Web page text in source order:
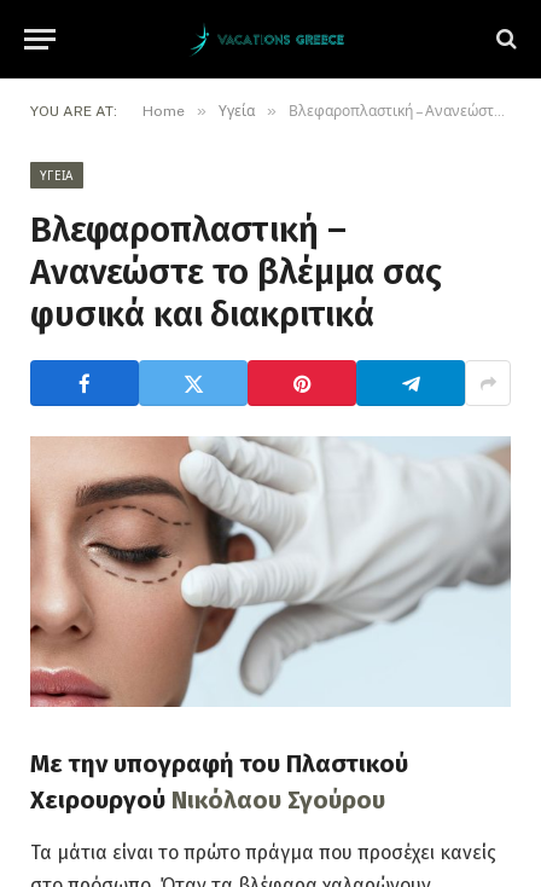
YOU ARE AT: Home » Υγεία » Βλεφαροπλαστική – Ανανεώστε το βλέμμα σας φυσικά και διακριτικά
ΥΓΕΊΑ
Βλεφαροπλαστική –
Ανανεώστε το βλέμμα σας
φυσικά και διακριτικά
Με την υπογραφή του Πλαστικού
Χειρουργού Νικόλαου Σγούρου
Τα μάτια είναι το πρώτο πράγμα που προσέχει κανείς